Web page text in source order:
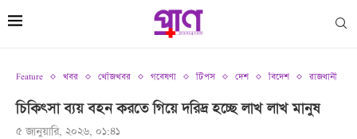
Feature খবর খোঁজখবর গবেষণা টিপস দেশ বিদেশ রাজধানী
চিকিৎসা ব্যয় বহন করতে গিয়ে দরিদ্র হচ্ছে লাখ লাখ মানুষ
৫ জানুয়ারি, ২০২৬, ০১:৪১